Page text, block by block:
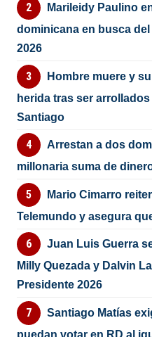
Marileidy Paulino
dominicana en busca
2026
Hombre muere y
herida tras ser
Santiago
Arrestan a dos
millonaria suma de
Mario Cimarro
Telemundo y asegura
Juan Luis Guerra
Milly Quezada y Dalvin
Presidente 2026
Santiago Matías
puedan votar en RD al